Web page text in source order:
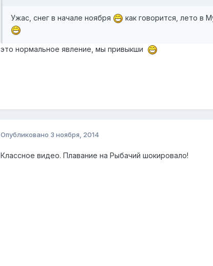
Ужас, снег в начале ноября как говорится, лето в
это нормальное явление, мы привыкши
Опубликовано 3 ноября, 2014
Классное видео. Плавание на Рыбачий шокировало!